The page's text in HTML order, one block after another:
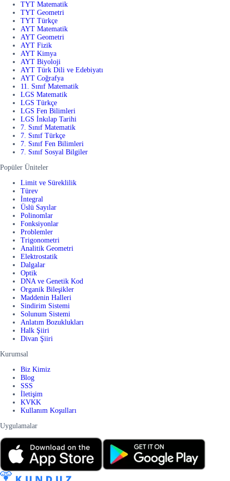
TYT Matematik
TYT Geometri
TYT Türkçe
AYT Matematik
AYT Geometri
AYT Fizik
AYT Kimya
AYT Biyoloji
AYT Türk Dili ve Edebiyatı
AYT Coğrafya
11. Sınıf Matematik
LGS Matematik
LGS Türkçe
LGS Fen Bilimleri
LGS İnkılap Tarihi
7. Sınıf Matematik
7. Sınıf Türkçe
7. Sınıf Fen Bilimleri
7. Sınıf Sosyal Bilgiler
Popüler Üniteler
Limit ve Süreklilik
Türev
İntegral
Üslü Sayılar
Polinomlar
Fonksiyonlar
Problemler
Trigonometri
Analitik Geometri
Elektrostatik
Dalgalar
Optik
DNA ve Genetik Kod
Organik Bileşikler
Maddenin Halleri
Sindirim Sistemi
Solunum Sistemi
Anlatım Bozuklukları
Halk Şiiri
Divan Şiiri
Kurumsal
Biz Kimiz
Blog
SSS
İletişim
KVKK
Kullanım Koşulları
Uygulamalar